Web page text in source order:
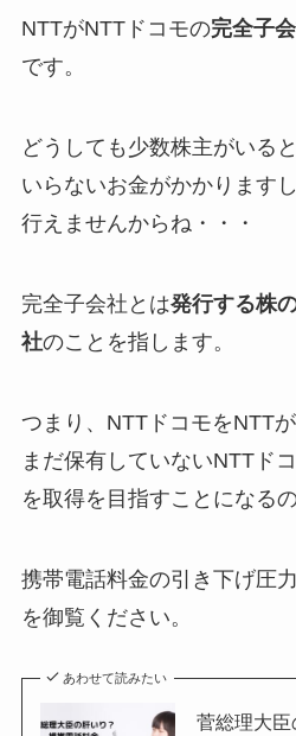
NTTがNTTドコモの完全子
です。
どうしても少数株主がいる
いらないお金がかかります
行えませんからね・・・
完全子会社とは発行する株
社のことを指します。
つまり、NTTドコモをNTT
まだ保有していないNTTド
を取得を目指すことになる
携帯電話料金の引き下げ圧
を御覧ください。
あわせて読みたい
菅総理大